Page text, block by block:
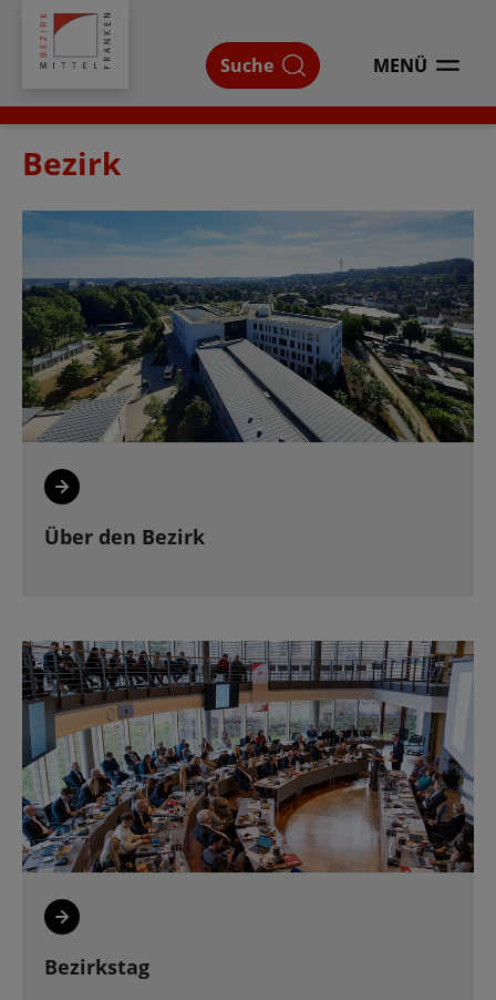
Bezirk
Mittelfranken
Suche
MENÜ
Bezirk
Weiterführende
Seiten
Über den Bezirk
Bezirkstag